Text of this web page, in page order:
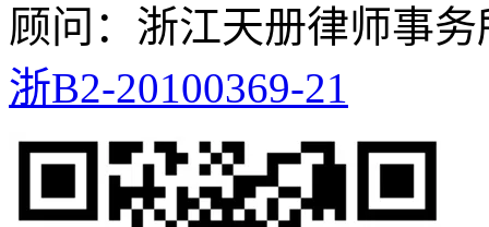
顾问：浙江天册律师事
浙B2-20100369-21